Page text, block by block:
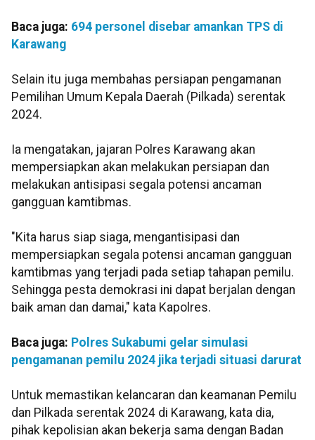
Baca juga: 694 personel disebar amankan TPS di
Karawang
Selain itu juga membahas persiapan pengamanan
Pemilihan Umum Kepala Daerah (Pilkada) serentak
2024.
Ia mengatakan, jajaran Polres Karawang akan
mempersiapkan akan melakukan persiapan dan
melakukan antisipasi segala potensi ancaman
gangguan kamtibmas.
"Kita harus siap siaga, mengantisipasi dan
mempersiapkan segala potensi ancaman gangguan
kamtibmas yang terjadi pada setiap tahapan pemilu.
Sehingga pesta demokrasi ini dapat berjalan dengan
baik aman dan damai," kata Kapolres.
Baca juga: Polres Sukabumi gelar simulasi
pengamanan pemilu 2024 jika terjadi situasi darurat
Untuk memastikan kelancaran dan keamanan Pemilu
dan Pilkada serentak 2024 di Karawang, kata dia,
pihak kepolisian akan bekerja sama dengan Badan